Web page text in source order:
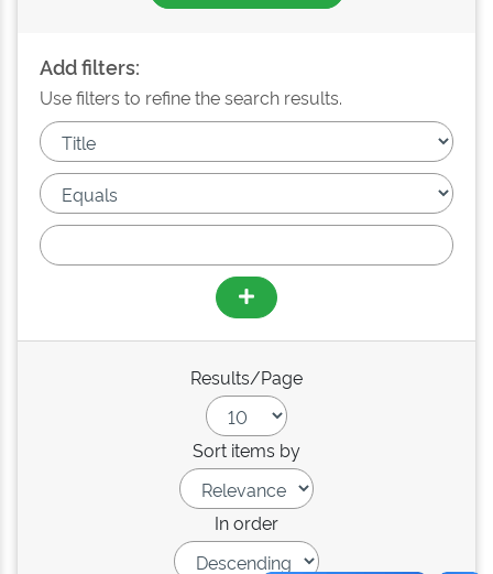
Add filters:
Use filters to refine the search results.
Results/Page
Sort items by
In order